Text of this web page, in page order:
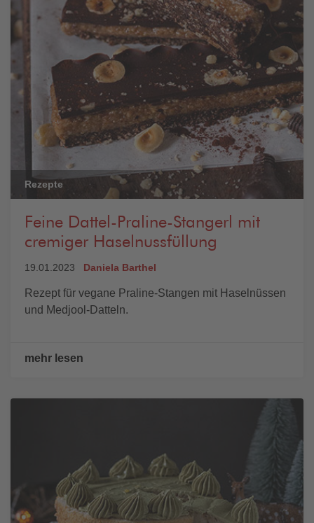
Rezepte
Feine Dattel-Praline-Stangerl mit
cremiger Haselnussfüllung
19.01.2023 Daniela Barthel
Rezept für vegane Praline-Stangen mit Haselnüssen
und Medjool-Datteln.
mehr lesen